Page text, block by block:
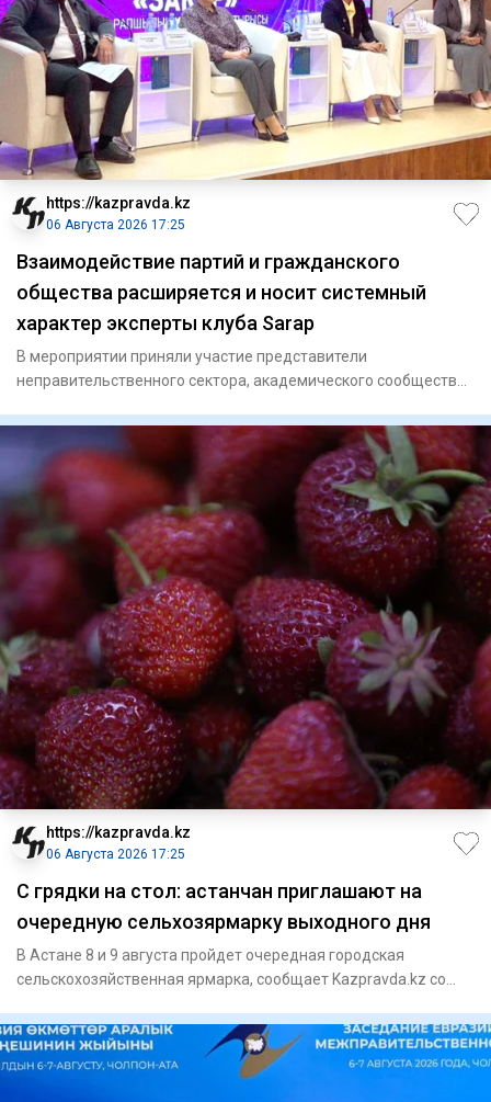
https://kazpravda.kz
06 Августа 2026 17:25
Взаимодействие партий и гражданского
общества расширяется и носит системный
характер эксперты клуба Sarap
В мероприятии приняли участие представители
неправительственного сектора, академического сообщества
https://kazpravda.kz
06 Августа 2026 17:25
С грядки на стол: астанчан приглашают на
очередную сельхозярмарку выходного дня
В Астане 8 и 9 августа пройдет очередная городская
сельскохозяйственная ярмарка, сообщает Kazpravda.kz со